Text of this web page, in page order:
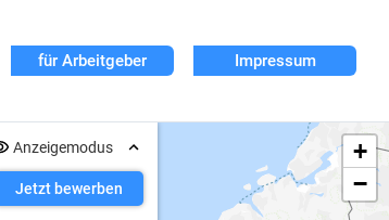
für Arbeitgeber Impressum
Anzeigemodus
Jetzt bewerben
+
−